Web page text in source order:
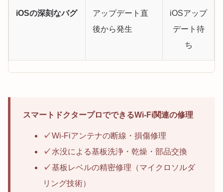
iOSの深刻なバグ
アップデート直
後から発生
iOSアップ
デート待
ち
スマートドクタープロでできるWi-Fi関連の修理
✓Wi-Fiアンテナの断線・損傷修理
✓ 水没による基板洗浄・乾燥・部品交換
✓基板レベルの精密修理（マイクロソルダ
リング技術）